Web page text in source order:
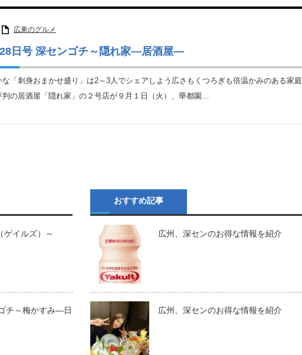
広東のグルメ
日号 深センゴチ～隠れ家―居酒屋―
な「刺身おまかせ盛り」は2～3人でシェアしよう広さもくつろぎも倍温かみのある家庭
判の居酒屋「隠れ家」の２号店が９月１日（火）、華都園…
イルズ）～
チ～梅かすみ―日
おすすめ記事
広州、深センのお得な情報を紹介
広州、深センのお得な情報を紹介